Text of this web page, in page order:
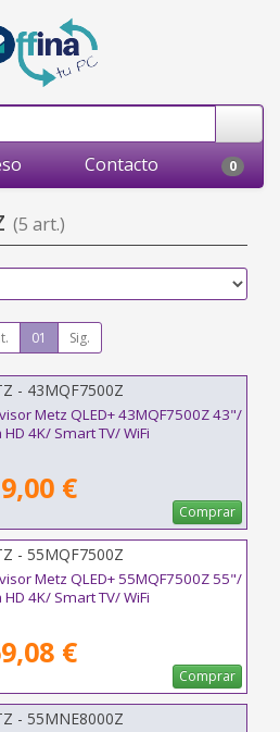
Contacto 0
(5 art.)
01 Sig.
- 43MQF7500Z
Metz QLED+ 43MQF7500Z 43"/
HD 4K/ Smart TV/ WiFi
€
Comprar
- 55MQF7500Z
Metz QLED+ 55MQF7500Z 55"/
HD 4K/ Smart TV/ WiFi
€
Comprar
- 55MNE8000Z